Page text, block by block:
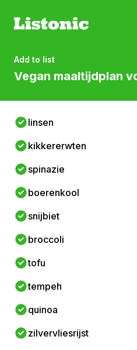
Add to list
Vegan maaltijdplan
linsen
kikkererwten
spinazie
boerenkool
snijbiet
broccoli
tofu
tempeh
quinoa
zilvervliesrijst